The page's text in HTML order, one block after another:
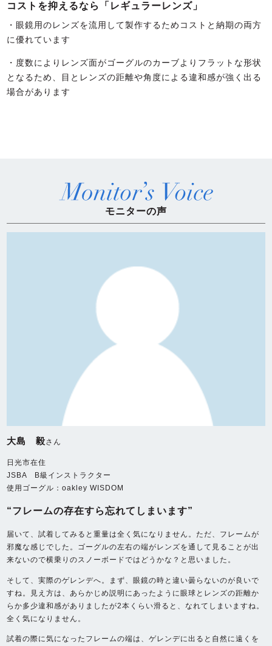
コストを抑えるなら「レギュラーレンズ」
・眼鏡用のレンズを流用して製作するためコストと納期の両方
に優れています
・度数によりレンズ面がゴーグルのカーブよりフラットな形状
となるため、目とレンズの距離や角度による違和感が強く出る
場合があります
モニターの声
大島 毅さん
日光市在住
JSBA B級インストラクター
使用ゴーグル：oakley WISDOM
“フレームの存在すら忘れてしまいます”
届いて、試着してみると重量は全く気になりません。ただ、フレームが
邪魔な感じでした。ゴーグルの左右の端がレンズを通して見ることが出
来ないので横乗りのスノーボードではどうかな？と思いました。
そして、実際のゲレンデへ。まず、眼鏡の時と違い曇らないのが良いで
すね。見え方は、あらかじめ説明にあったように眼球とレンズの距離か
らか多少違和感がありましたが2本くらい滑ると、なれてしまいますね。
全く気になりません。
試着の際に気になったフレームの端は、ゲレンデに出ると自然に遠くを